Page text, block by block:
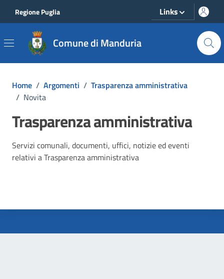
Regione Puglia Links
Comune di Manduria
Home / Argomenti / Trasparenza amministrativa
/ Novita
Trasparenza amministrativa
Dettagli dell'argomento
Servizi comunali, documenti, uffici, notizie ed eventi
relativi a Trasparenza amministrativa